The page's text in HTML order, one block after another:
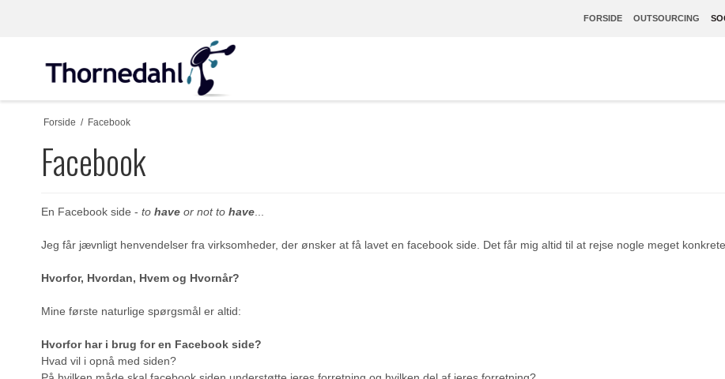
FORSIDE OUTSOURCING
Forside / Facebook
Facebook
En Facebook side - to have or not to have
Jeg får jævnligt henvendelser fra virksomheder, der ønsker at få lavet en facebook side. Det får mig altid til at rejse nogle meget
Hvorfor, Hvordan, Hvem og Hvornår?
Mine første naturlige spørgsmål er altid:
Hvorfor har i brug for en Facebook side?
Hvad vil i opnå med siden?